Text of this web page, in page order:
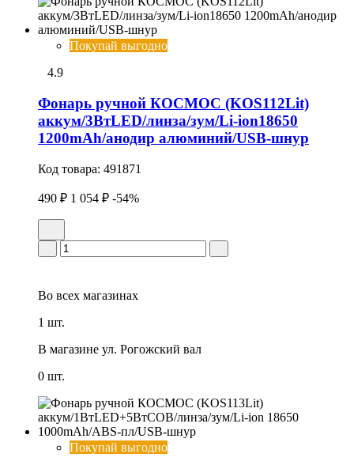
Покупай выгодно
4.9
Фонарь ручной КОСМОС (KOS112Lit)
аккум/3ВтLED/линза/зум/Li-ion18650
1200mAh/анодир алюминий/USB-шнур
Код товара: 491871
490 ₽ 1 054 ₽ -54%
Во всех магазинах
1 шт.
В магазине ул. Рогожский вал
0 шт.
Покупай выгодно